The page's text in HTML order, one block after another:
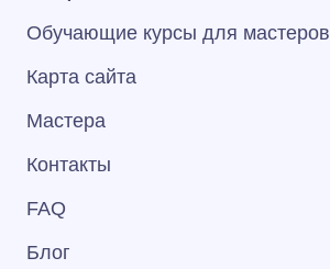
Обучающие курсы для мастеров
Карта сайта
Мастера
Контакты
FAQ
Блог